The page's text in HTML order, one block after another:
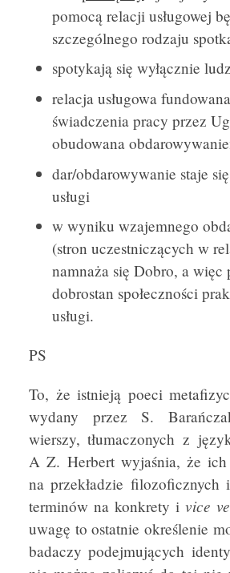
pomocą relacji usługowej
szczególnego rodzaju
spotykają się wyłącznie
relacja usługowa
świadczenia pracy przez
obudowana
dar/obdarowywanie staje
usługi
w wyniku wzajemnego
(stron uczestniczących w
namnaża się Dobro, a więc
dobrostan społeczności
usługi.
PS
To, że istnieją poeci
wydany przez S.
wierszy, tłumaczonych z
A Z. Herbert wyjaśnia, że ich
na przekładzie filozoficznych
terminów na konkrety ivice
uwagę to ostatnie określenie
badaczy podejmujących